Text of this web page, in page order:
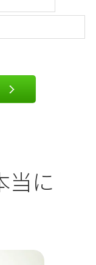
当に